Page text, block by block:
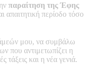
παραίτηση της Έφης
απαιτητική περίοδο τόσο
μου, να συμβάλω
που αντιμετωπίζει η
τάξεις και η νέα γενιά.